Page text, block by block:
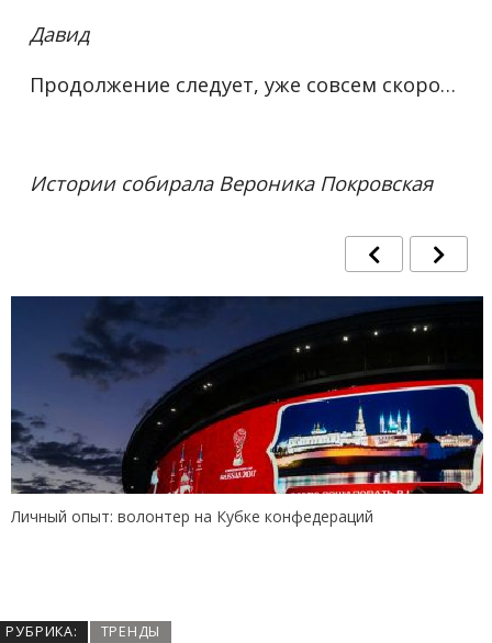
Давид
Продолжение следует, уже совсем скоро…
Истории собирала Вероника Покровская
Личный опыт: волонтер на Кубке конфедераций
РУБРИКА:
ТРЕНДЫ